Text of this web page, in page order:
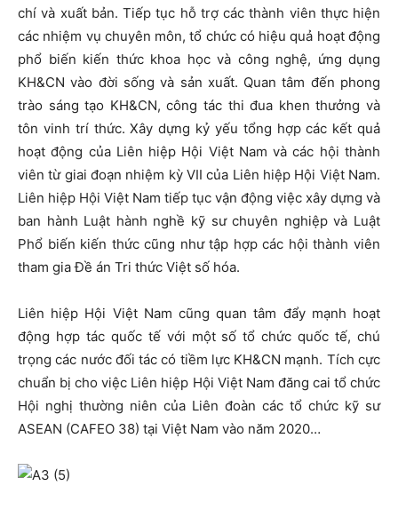
chí và xuất bản. Tiếp tục hỗ trợ các thành viên thực hiện
các nhiệm vụ chuyên môn, tổ chức có hiệu quả hoạt động
phổ biến kiến thức khoa học và công nghệ, ứng dụng
KH&CN vào đời sống và sản xuất. Quan tâm đến phong
trào sáng tạo KH&CN, công tác thi đua khen thưởng và
tôn vinh trí thức. Xây dựng kỷ yếu tổng hợp các kết quả
hoạt động của Liên hiệp Hội Việt Nam và các hội thành
viên từ giai đoạn nhiệm kỳ VII của Liên hiệp Hội Việt Nam.
Liên hiệp Hội Việt Nam tiếp tục vận động việc xây dựng và
ban hành Luật hành nghề kỹ sư chuyên nghiệp và Luật
Phổ biến kiến thức cũng như tập hợp các hội thành viên
tham gia Đề án Tri thức Việt số hóa.
Liên hiệp Hội Việt Nam cũng quan tâm đẩy mạnh hoạt
động hợp tác quốc tế với một số tổ chức quốc tế, chú
trọng các nước đối tác có tiềm lực KH&CN mạnh. Tích cực
chuẩn bị cho việc Liên hiệp Hội Việt Nam đăng cai tổ chức
Hội nghị thường niên của Liên đoàn các tổ chức kỹ sư
ASEAN (CAFEO 38) tại Việt Nam vào năm 2020…